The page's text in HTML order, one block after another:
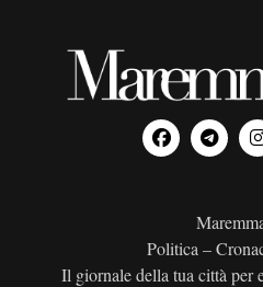
Politica –
Il giornale della tua città per